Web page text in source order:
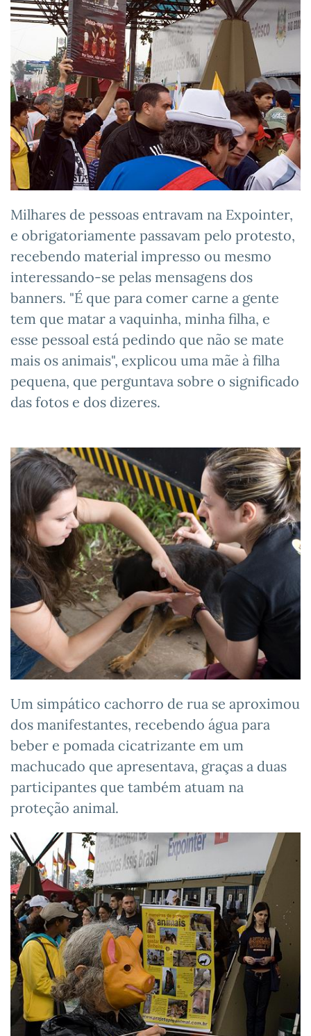
Milhares de pessoas entravam na Expointer,
e obrigatoriamente passavam pelo protesto,
recebendo material impresso ou mesmo
interessando-se pelas mensagens dos
banners. "É que para comer carne a gente
tem que matar a vaquinha, minha filha, e
esse pessoal está pedindo que não se mate
mais os animais", explicou uma mãe à filha
pequena, que perguntava sobre o significado
das fotos e dos dizeres.
Um simpático cachorro de rua se aproximou
dos manifestantes, recebendo água para
beber e pomada cicatrizante em um
machucado que apresentava, graças a duas
participantes que também atuam na
proteção animal.